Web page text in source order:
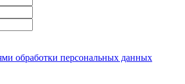
обработки персональных данных